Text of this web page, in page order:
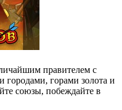
правителем с
горами золота и
союзы, побеждайте в